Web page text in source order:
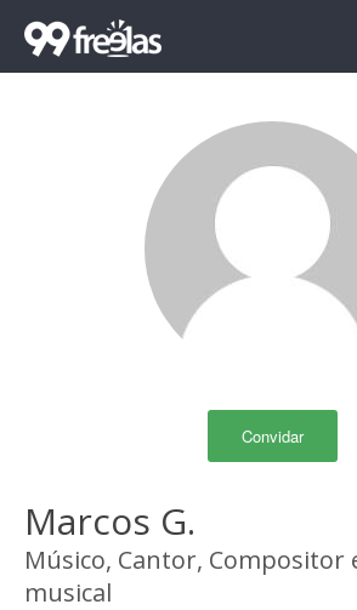
Convidar
Marcos G.
Músico, Cantor, Compositor
musical